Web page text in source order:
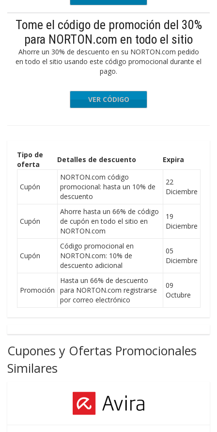
Tome el código de promoción del 30%
para NORTON.com en todo el sitio
Ahorre un 30% de descuento en su NORTON.com pedido
en todo el sitio usando este código promocional durante el
pago.
0FRNCOM
VER CÓDIGO
Tipo de
oferta
Detalles de descuento Expira
Cupón
NORTON.com código
promocional: hasta un 10% de
descuento
22
Diciembre
Cupón
Ahorre hasta un 66% de código
de cupón en todo el sitio en
NORTON.com
19
Diciembre
Cupón
Código promocional en
NORTON.com: 10% de
descuento adicional
05
Diciembre
Promoción
Hasta un 66% de descuento
para NORTON.com registrarse
por correo electrónico
09
Octubre
Cupones y Ofertas Promocionales
Similares